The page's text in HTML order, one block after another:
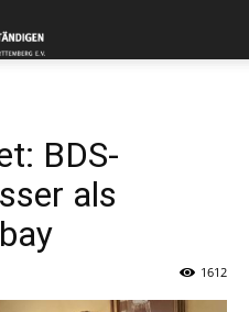
BDS-
als
1612